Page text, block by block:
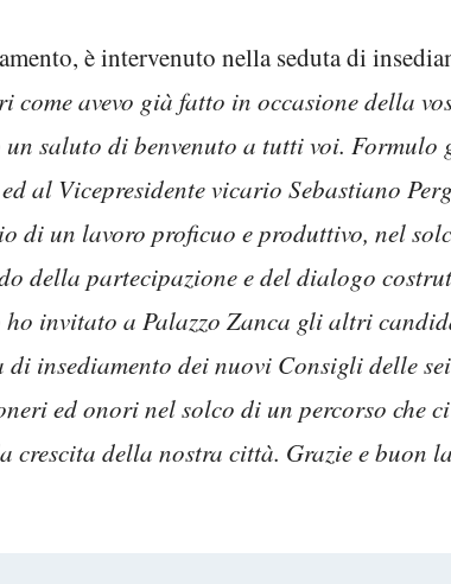
è intervenuto nella seduta di
come avevo già fatto in occasione della
saluto di benvenuto a tutti voi. Formulo
al Vicepresidente vicario Sebastiano
di un lavoro proficuo e produttivo, nel
della partecipazione e del dialogo
invitato a Palazzo Zanca gli altri
insediamento dei nuovi Consigli delle
ed onori nel solco di un percorso che
della nostra città. Grazie e buon